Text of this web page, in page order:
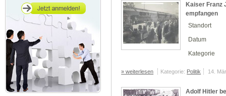
Kaiser Franz
empfangen
Standort
Datum
Kategorie
» weiterlesen Kategorie: Politik 14.
Adolf Hitler